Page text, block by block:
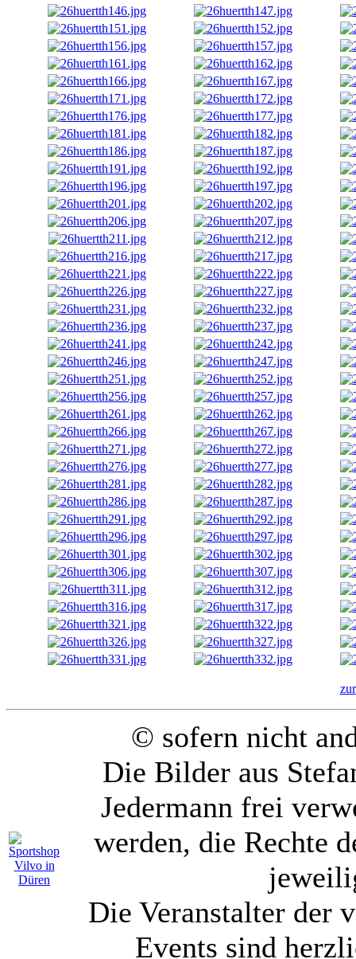
© sofern nicht
Die Bilder aus
Jedermann frei
werden, die Rechte
Die Veranstalter der
Events sind